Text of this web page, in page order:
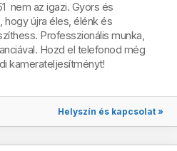
nem az igazi. Gyors és
újra éles, élénk és
Professzionális munka,
Hozd el telefonod még
kamerateljesítményt!
Helyszín és kapcsolat »